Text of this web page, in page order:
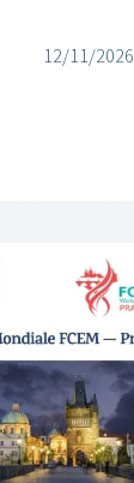
12/11/2026